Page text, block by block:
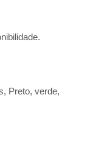
Preto, verde,